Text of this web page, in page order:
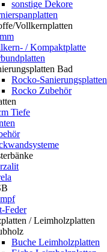
sonstige Dekore
Vollkernplatten
/ Kompaktplatte
Bad
Rocko-Sanierungsplatten
Rocko Zubehör
Tiefe
Feder
/ Leimholzplatten
Buche Leimholzplatten